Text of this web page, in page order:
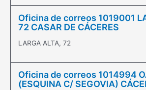
Oficina de correos 1019001
72 CASAR DE CÁCERES
LARGA ALTA, 72
Oficina de correos 1014994
(ESQUINA C/ SEGOVIA)